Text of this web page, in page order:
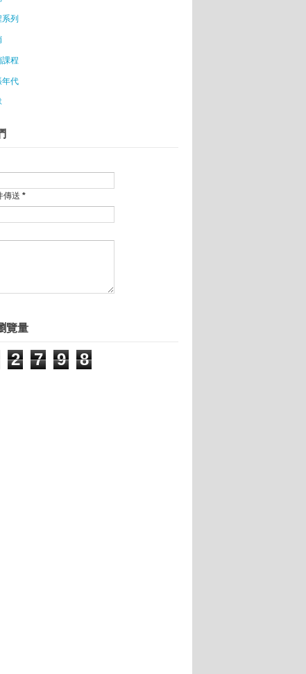
音
企業省電
器
20萬
愛的人 (12/18 更新)
誕生了！
餐廳 好療癒
業
狼咬了才知道痛
賣超強網路安全密碼
列
程
年代
傳送 *
覽量
2 7 9 8